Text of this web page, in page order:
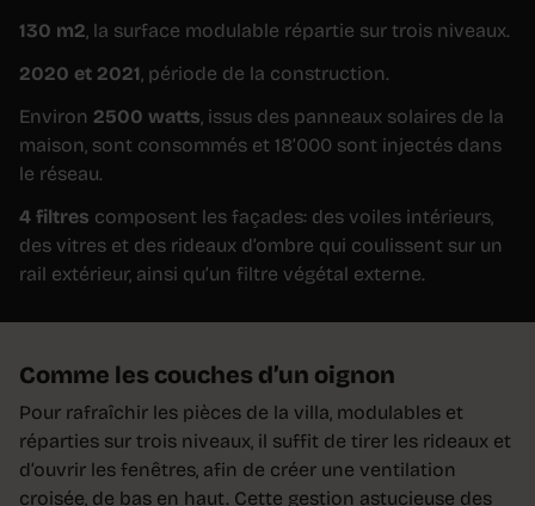
130 m2, la surface modulable répartie sur trois niveaux.
2020 et 2021, période de la construction.
Environ 2500 watts, issus des panneaux solaires de la
maison, sont consommés et 18’000 sont injectés dans
le réseau.
4 filtres composent les façades: des voiles intérieurs,
des vitres et des rideaux d’ombre qui coulissent sur un
rail extérieur, ainsi qu’un filtre végétal externe.
Comme les couches d’un oignon
Pour rafraîchir les pièces de la villa, modulables et
réparties sur trois niveaux, il suffit de tirer les rideaux et
d’ouvrir les fenêtres, afin de créer une ventilation
croisée, de bas en haut. Cette gestion astucieuse des